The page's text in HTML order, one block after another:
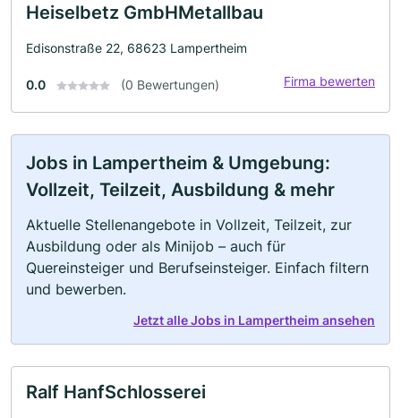
Heiselbetz GmbHMetallbau
Edisonstraße 22, 68623 Lampertheim
0.0 (0 Bewertungen) Firma bewerten
Jobs in Lampertheim & Umgebung:
Vollzeit, Teilzeit, Ausbildung & mehr
Aktuelle Stellenangebote in Vollzeit, Teilzeit, zur
Ausbildung oder als Minijob – auch für
Quereinsteiger und Berufseinsteiger. Einfach filtern
und bewerben.
Jetzt alle Jobs in Lampertheim ansehen
Ralf HanfSchlosserei